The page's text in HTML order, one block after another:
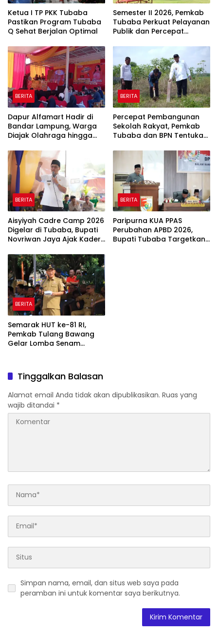
Ketua I TP PKK Tubaba
Pastikan Program Tubaba
Q Sehat Berjalan Optimal
Semester II 2026, Pemkab
Tubaba Perkuat Pelayanan
Publik dan Percepat
BERITA
Dapur Alfamart Hadir di
Bandar Lampung, Warga
Diajak Olahraga hingga
BERITA
Percepat Pembangunan
Sekolah Rakyat, Pemkab
Tubaba dan BPN Tentukan
BERITA
Aisyiyah Cadre Camp 2026
Digelar di Tubaba, Bupati
Novriwan Jaya Ajak Kader
Pembangunan
BERITA
Paripurna KUA PPAS
Perubahan APBD 2026,
Bupati Tubaba Targetkan
BERITA
Semarak HUT ke-81 RI,
Pemkab Tulang Bawang
Gelar Lomba Senam
Tinggalkan Balasan
Alamat email Anda tidak akan dipublikasikan. Ruas yang
wajib ditandai *
Simpan nama, email, dan situs web saya pada
peramban ini untuk komentar saya berikutnya.